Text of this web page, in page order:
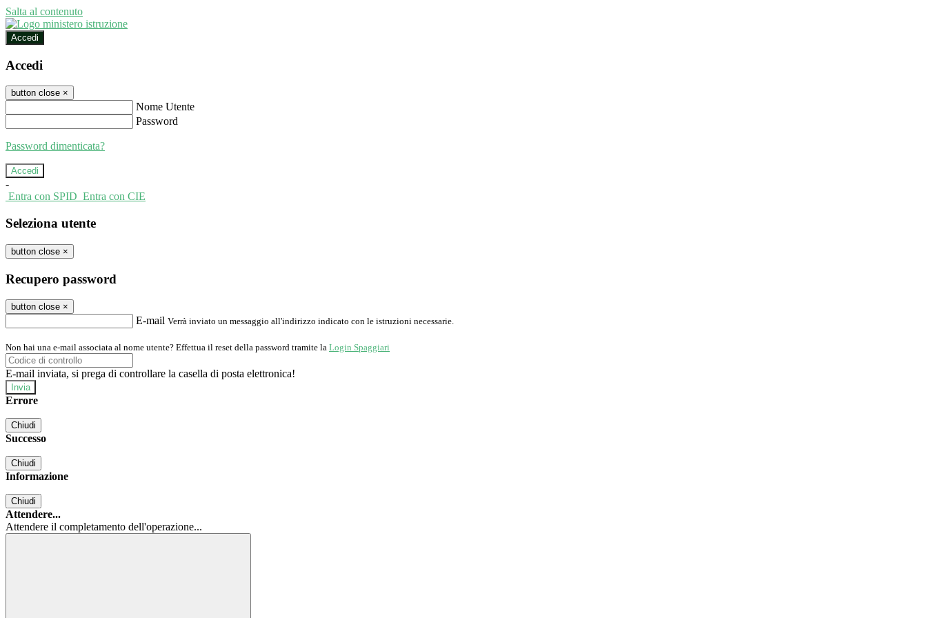
Salta al contenuto
Accedi
Accedi
button close ×
Nome Utente
Password
Password dimenticata?
-
Entra con SPID Entra con CIE
Seleziona utente
button close ×
Recupero password
button close ×
E-mail Verrà inviato un messaggio all'indirizzo indicato con le istruzioni necessarie.
Non hai una e-mail associata al nome utente? Effettua il reset della password tramite la Login Spaggiari
E-mail inviata, si prega di controllare la casella di posta elettronica!
Errore
Chiudi
Successo
Chiudi
Informazione
Chiudi
Attendere...
Attendere il completamento dell'operazione...